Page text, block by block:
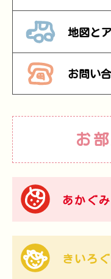
地図と
お問い
お
あかぐみ
きいろ